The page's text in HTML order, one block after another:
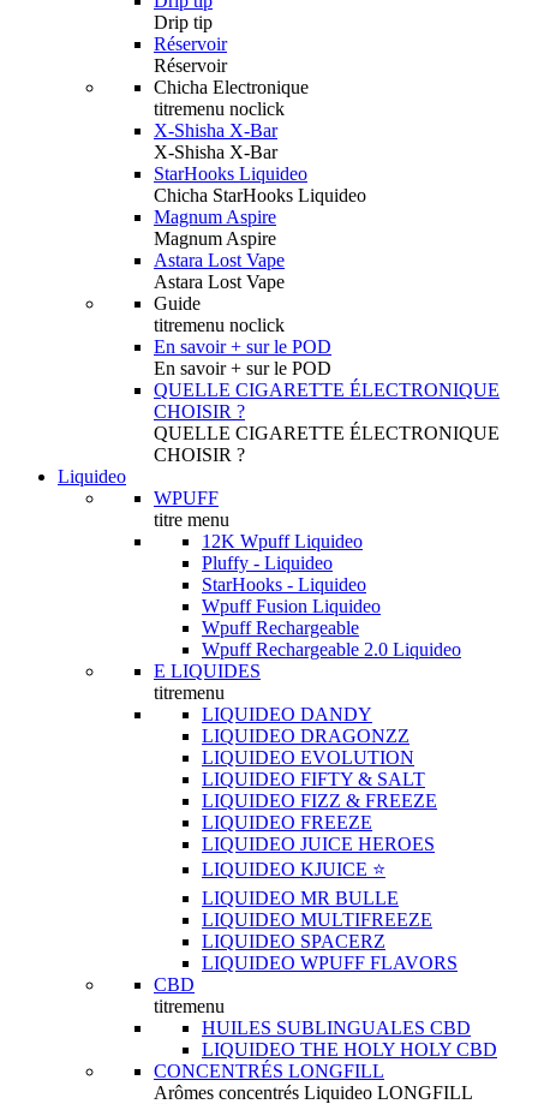
Drip tip
Réservoir
Réservoir
Chicha Electronique
titremenu noclick
X-Shisha X-Bar
X-Shisha X-Bar
StarHooks Liquideo
Chicha StarHooks Liquideo
Magnum Aspire
Magnum Aspire
Astara Lost Vape
Astara Lost Vape
Guide
titremenu noclick
En savoir + sur le POD
En savoir + sur le POD
QUELLE CIGARETTE ÉLECTRONIQUE
CHOISIR ?
QUELLE CIGARETTE ÉLECTRONIQUE
CHOISIR ?
Liquideo
WPUFF
titre menu
12K Wpuff Liquideo
Pluffy - Liquideo
StarHooks - Liquideo
Wpuff Fusion Liquideo
Wpuff Rechargeable
Wpuff Rechargeable 2.0 Liquideo
E LIQUIDES
titremenu
LIQUIDEO DANDY
LIQUIDEO DRAGONZZ
LIQUIDEO EVOLUTION
LIQUIDEO FIFTY & SALT
LIQUIDEO FIZZ & FREEZE
LIQUIDEO FREEZE
LIQUIDEO JUICE HEROES
LIQUIDEO KJUICE ⭐️
LIQUIDEO MR BULLE
LIQUIDEO MULTIFREEZE
LIQUIDEO SPACERZ
LIQUIDEO WPUFF FLAVORS
CBD
titremenu
HUILES SUBLINGUALES CBD
LIQUIDEO THE HOLY HOLY CBD
CONCENTRÉS LONGFILL
Arômes concentrés Liquideo LONGFILL